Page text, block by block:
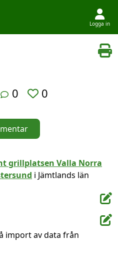
Logga in
0 0
i Jämtlands län
import av data från